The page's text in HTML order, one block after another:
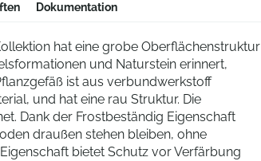
Dokumentation
hat eine grobe Oberflächenstruktur
und Naturstein erinnert,
ist aus verbundwerkstoff
und hat eine rau Struktur. Die
Dank der Frostbeständig Eigenschaft
draußen stehen bleiben, ohne
bietet Schutz vor Verfärbung